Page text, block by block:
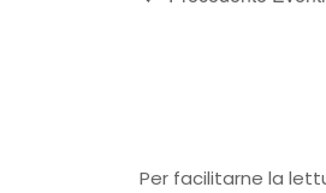
Per facilitarne la